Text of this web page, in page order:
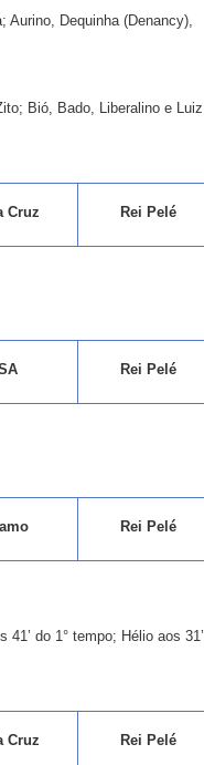
Aurino, Dequinha (Denancy),
Bió, Bado, Liberalino e Luiz
Cruz Rei Pelé
Rei Pelé
Rei Pelé
41’ do 1° tempo; Hélio aos 31’
Cruz Rei Pelé